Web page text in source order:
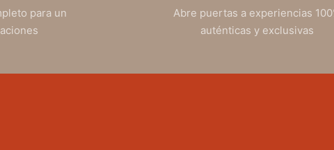
para un
Abre puertas a experiencias
auténticas y exclusivas